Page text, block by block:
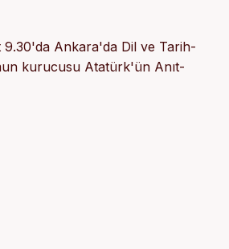
9.30'da Ankara'da Dil ve Tarih-
kurucusu Atatürk'ün Anıt-